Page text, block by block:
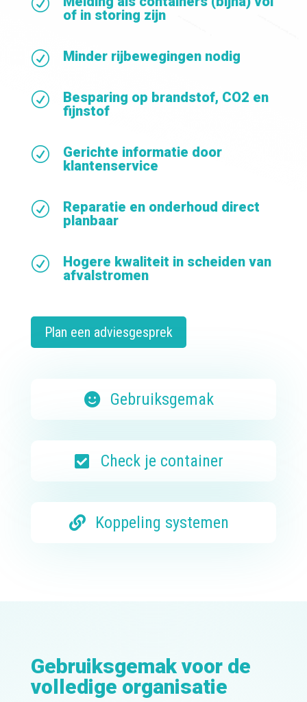
of in storing zijn
R Minder rijbewegingen nodig
R
Besparing op brandstof, CO2 en
fijnstof
R
Gerichte informatie door
klantenservice
R
Reparatie en onderhoud direct
planbaar
R
Hogere kwaliteit in scheiden van
afvalstromen
Plan een adviesgesprek
Gebruiksgemak
Check je container
Koppeling systemen
Gebruiksgemak voor de
volledige organisatie